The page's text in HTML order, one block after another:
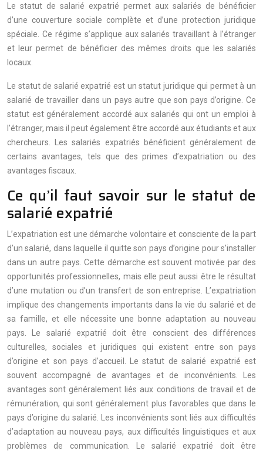
Le statut de salarié expatrié permet aux salariés de bénéficier
d’une couverture sociale complète et d’une protection juridique
spéciale. Ce régime s’applique aux salariés travaillant à l’étranger
et leur permet de bénéficier des mêmes droits que les salariés
locaux.
Le statut de salarié expatrié est un statut juridique qui permet à un
salarié de travailler dans un pays autre que son pays d’origine. Ce
statut est généralement accordé aux salariés qui ont un emploi à
l’étranger, mais il peut également être accordé aux étudiants et aux
chercheurs. Les salariés expatriés bénéficient généralement de
certains avantages, tels que des primes d’expatriation ou des
avantages fiscaux.
Ce qu’il faut savoir sur le statut de
salarié expatrié
L’expatriation est une démarche volontaire et consciente de la part
d’un salarié, dans laquelle il quitte son pays d’origine pour s’installer
dans un autre pays. Cette démarche est souvent motivée par des
opportunités professionnelles, mais elle peut aussi être le résultat
d’une mutation ou d’un transfert de son entreprise. L’expatriation
implique des changements importants dans la vie du salarié et de
sa famille, et elle nécessite une bonne adaptation au nouveau
pays. Le salarié expatrié doit être conscient des différences
culturelles, sociales et juridiques qui existent entre son pays
d’origine et son pays d’accueil. Le statut de salarié expatrié est
souvent accompagné de avantages et de inconvénients. Les
avantages sont généralement liés aux conditions de travail et de
rémunération, qui sont généralement plus favorables que dans le
pays d’origine du salarié. Les inconvénients sont liés aux difficultés
d’adaptation au nouveau pays, aux difficultés linguistiques et aux
problèmes de communication. Le salarié expatrié doit être